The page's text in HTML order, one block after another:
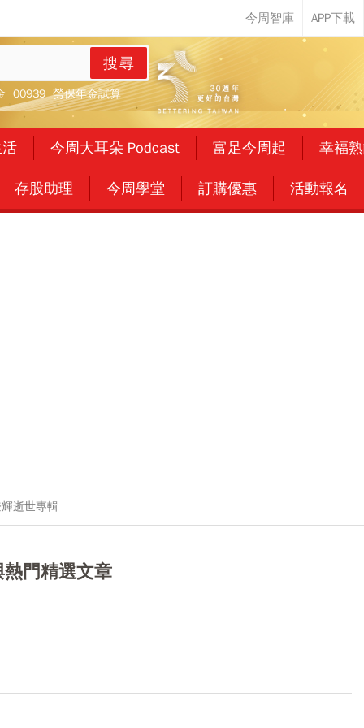
搜尋
00939 勞保年金試算
今周大耳朵 Podcast 富足今周起 幸福
存股助理 今周學堂 訂購優惠 活動報名
逝世專輯
門精選文章